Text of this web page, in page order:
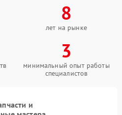
8
лет на рынке
3
минимальный опыт работы
специалистов
и